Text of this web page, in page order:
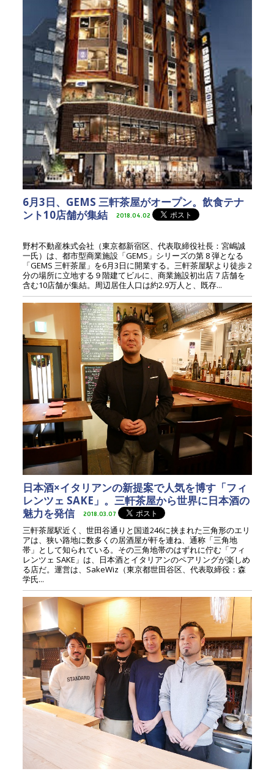
6月3日、GEMS 三軒茶屋がオープン。飲食テナ
ント10店舗が集結
2018.04.02
野村不動産株式会社（東京都新宿区、代表取締役社長：宮嶋誠
一氏）は、都市型商業施設「GEMS」シリーズの第 8 弾となる
「GEMS 三軒茶屋」を6月3日に開業する。三軒茶屋駅より徒歩 2
分の場所に立地する９階建てビルに、商業施設初出店 7 店舗を
含む10店舗が集結。周辺居住人口は約2.9万人と、既存...
日本酒×イタリアンの新提案で人気を博す「フィ
レンツェ SAKE」。三軒茶屋から世界に日本酒の
魅力を発信
2018.03.07
三軒茶屋駅近く、世田谷通りと国道246に挟まれた三角形のエリ
アは、狭い路地に数多くの居酒屋が軒を連ね、通称「三角地
帯」として知られている。その三角地帯のはずれに佇む「フィ
レンツェ SAKE」は、日本酒とイタリアンのペアリングが楽しめ
る店だ。運営は、SakeWiz（東京都世田谷区、代表取締役：森
学氏...